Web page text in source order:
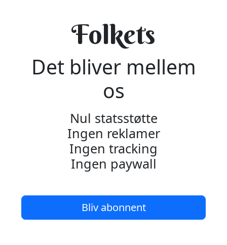
Folkets
Det bliver mellem
os
Nul statsstøtte
Ingen reklamer
Ingen tracking
Ingen paywall
Bliv abonnent